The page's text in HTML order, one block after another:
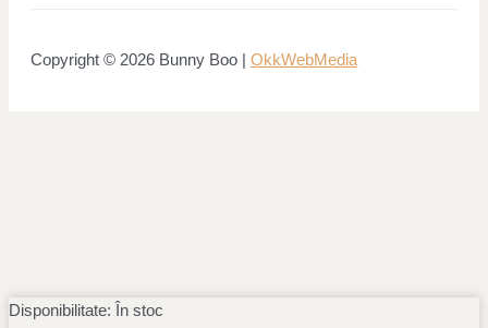
Copyright © 2026 Bunny Boo | OkkWebMedia
Disponibilitate: În stoc